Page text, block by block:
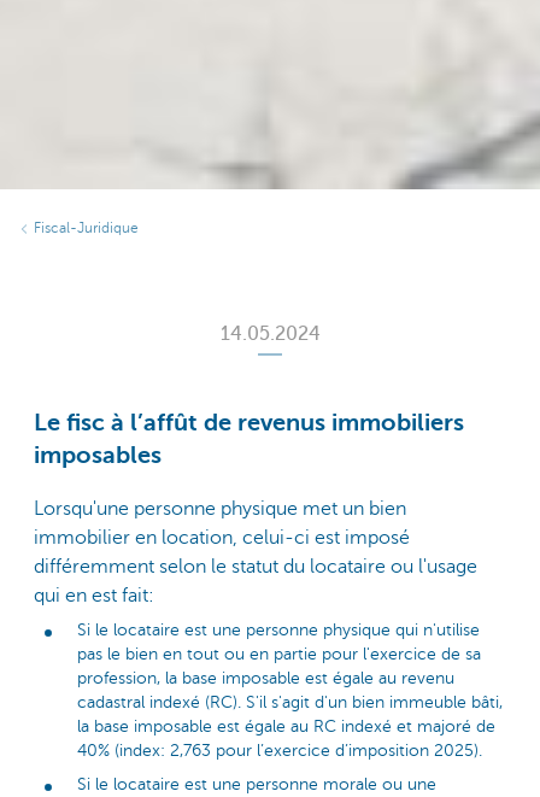
Fiscal-Juridique
14.05.2024
Le fisc à l’affût de revenus immobiliers
imposables
Lorsqu'une personne physique met un bien
immobilier en location, celui-ci est imposé
différemment selon le statut du locataire ou l'usage
qui en est fait:
Si le locataire est une personne physique qui n'utilise
pas le bien en tout ou en partie pour l'exercice de sa
profession, la base imposable est égale au revenu
cadastral indexé (RC). S'il s'agit d'un bien immeuble bâti,
la base imposable est égale au RC indexé et majoré de
40% (index: 2,763 pour l’exercice d’imposition 2025).
Si le locataire est une personne morale ou une